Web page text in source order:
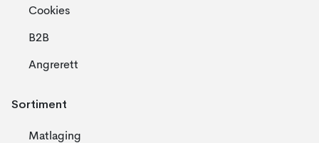
Cookies
B2B
Angrerett
Sortiment
Matlaging